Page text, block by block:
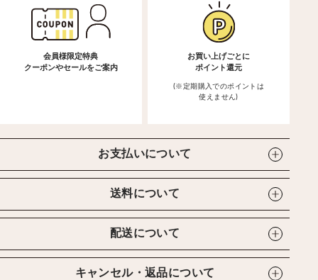
会員様限定特典
クーポンやセールをご案内
お買い上げごとに
ポイント還元
(※定期購入でのポイントは
使えません)
お支払いについて
送料について
配送について
キャンセル・返品について